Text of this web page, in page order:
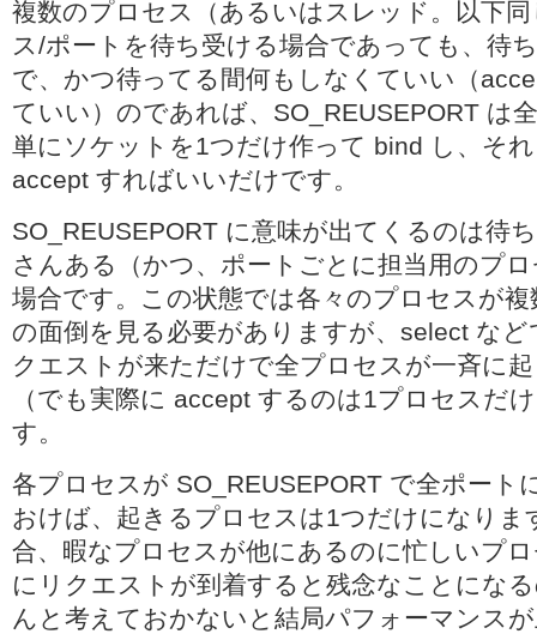
複数のプロセス（あるいはスレッド。以下
ス/ポートを待ち受ける場合であっても、待
で、かつ待ってる間何もしなくていい（
ていい）のであれば、SO_REUSEPORT は
単にソケットを1つだけ作って bind し、そ
accept すればいいだけです。
SO_REUSEPORT に意味が出てくるのは待
さんある（かつ、ポートごとに担当用のプ
場合です。この状態では各々のプロセスが
の面倒を見る必要がありますが、select な
クエストが来ただけで全プロセスが一斉に
（でも実際に accept するのは1プロセスだ
す。
各プロセスが SO_REUSEPORT で全ポート
おけば、起きるプロセスは1つだけになりま
合、暇なプロセスが他にあるのに忙しいプ
にリクエストが到着すると残念なことにな
んと考えておかないと結局パフォーマンス